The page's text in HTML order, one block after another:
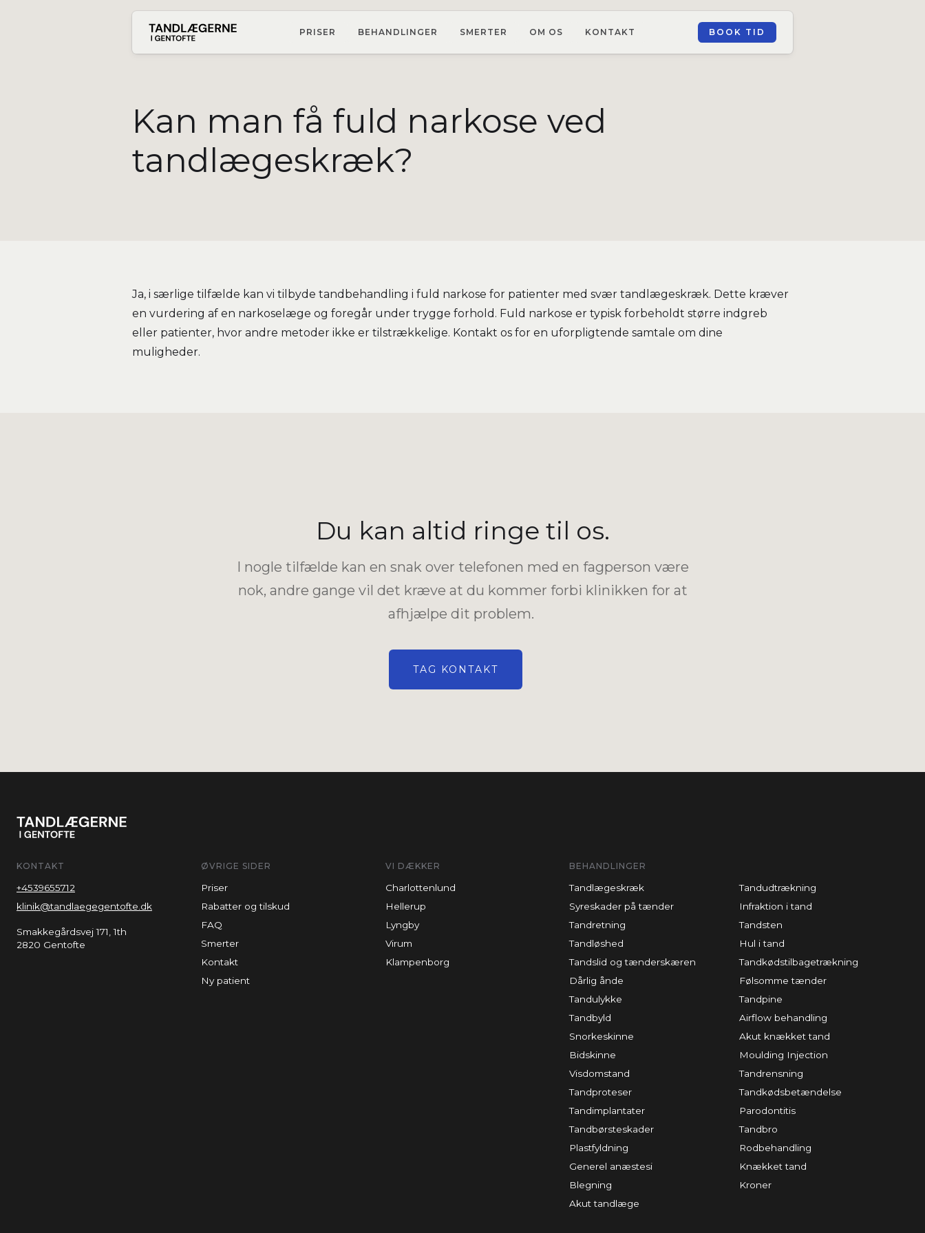
PRISER BEHANDLINGER SMERTER OM OS KONTAKT BOOK TID
Kan man få fuld narkose ved
tandlægeskræk?
Ja, i særlige tilfælde kan vi tilbyde tandbehandling i fuld narkose for patienter med svær tandlægeskræk. Dette kræver
en vurdering af en narkoselæge og foregår under trygge forhold. Fuld narkose er typisk forbeholdt større indgreb
eller patienter, hvor andre metoder ikke er tilstrækkelige. Kontakt os for en uforpligtende samtale om dine
muligheder.
Du kan altid ringe til os.
I nogle tilfælde kan en snak over telefonen med en fagperson være
nok, andre gange vil det kræve at du kommer forbi klinikken for at
afhjælpe dit problem.
TAG KONTAKT
KONTAKT
+4539655712
klinik@tandlaegegentofte.dk
Smakkegårdsvej 171, 1th
2820 Gentofte
ØVRIGE SIDER
Priser
Rabatter og tilskud
FAQ
Smerter
Kontakt
Ny patient
VI DÆKKER
Charlottenlund
Hellerup
Lyngby
Virum
Klampenborg
BEHANDLINGER
Tandlægeskræk
Tandudtrækning
Syreskader på tænder
Infraktion i tand
Tandretning
Tandsten
Tandløshed
Hul i tand
Tandslid og tænderskæren
Tandkødstilbagetrækning
Dårlig ånde
Følsomme tænder
Tandulykke
Tandpine
Tandbyld
Airflow behandling
Snorkeskinne
Akut knækket tand
Bidskinne
Moulding Injection
Visdomstand
Tandrensning
Tandproteser
Tandkødsbetændelse
Tandimplantater
Parodontitis
Tandbørsteskader
Tandbro
Plastfyldning
Rodbehandling
Generel anæstesi
Knækket tand
Blegning
Kroner
Akut tandlæge